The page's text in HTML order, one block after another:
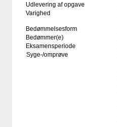
Udlevering af opgave
Varighed
Bedømmelsesform
Bedømmer(e)
Eksamensperiode
Syge-/omprøve